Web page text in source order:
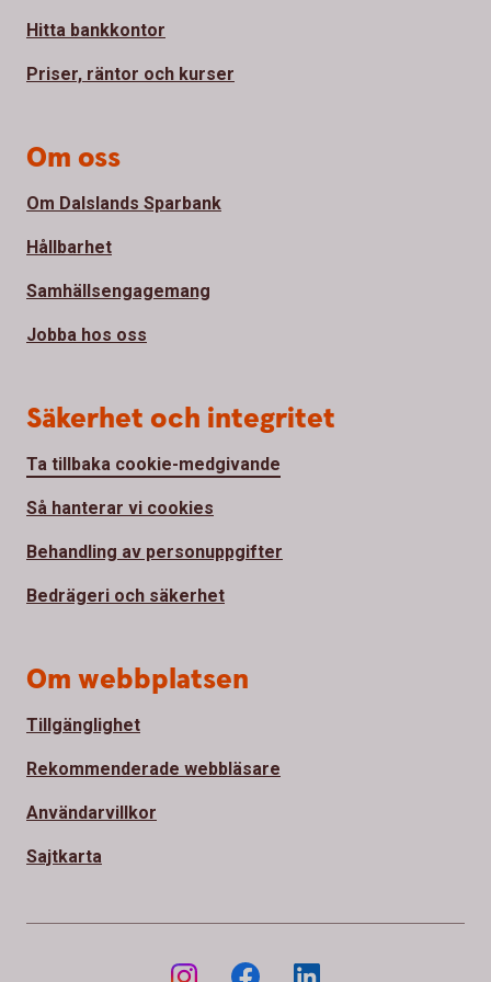
Hitta bankkontor
Priser, räntor och kurser
Om oss
Om Dalslands Sparbank
Hållbarhet
Samhällsengagemang
Jobba hos oss
Säkerhet och integritet
Ta tillbaka cookie-medgivande
Så hanterar vi cookies
Behandling av personuppgifter
Bedrägeri och säkerhet
Om webbplatsen
Tillgänglighet
Rekommenderade webbläsare
Användarvillkor
Sajtkarta